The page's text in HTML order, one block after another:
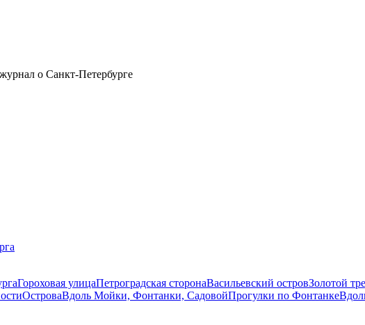
о Санкт-Петербурге
Гороховая улицаПетроградская сторонаВасильевский островЗолотой
ОстроваВдоль Мойки, Фонтанки, СадовойПрогулки по Фонтанке